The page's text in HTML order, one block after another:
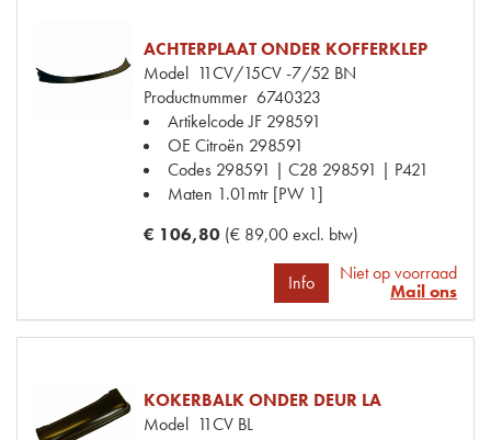
ACHTERPLAAT ONDER KOFFERKLEP
Model 11CV/15CV -7/52 BN
Productnummer 6740323
Artikelcode JF 298591
OE Citroën 298591
Codes 298591 | C28 298591 | P421
Maten 1.01mtr [PW 1]
€ 106,80 (€ 89,00 excl. btw)
Info
Niet op voorraad
Mail ons
KOKERBALK ONDER DEUR LA
Model 11CV BL